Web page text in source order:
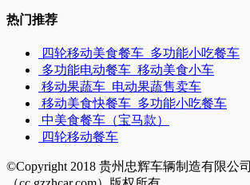
热门推荐
四轮移动美食餐车_多功能小吃餐车
多功能电动餐车_移动美食小车
移动果蔬车_电动果蔬售卖车
移动美食快餐车_多功能小吃餐车
中美食餐车（宝马款）
四轮移动餐车
©Copyright 2018 贵州忠辉车辆制造有限公司